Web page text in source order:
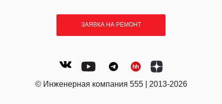
ЗАЯВКА НА РЕМОНТ
© Инженерная компания 555 | 2013-2026